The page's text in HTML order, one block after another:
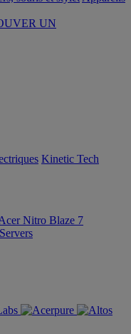
UN
Kinetic Tech
Nitro Blaze 7